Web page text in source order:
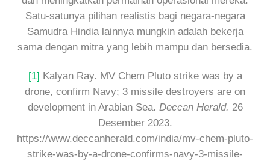
Satu-satunya pilihan realistis bagi negara-negara
Samudra Hindia lainnya mungkin adalah bekerja
sama dengan mitra yang lebih mampu dan bersedia.
[1] Kalyan Ray. MV Chem Pluto strike was by a
drone, confirm Navy; 3 missile destroyers are on
development in Arabian Sea. Deccan Herald. 26
Desember 2023.
https://www.deccanherald.com/india/mv-chem-pluto-
strike-was-by-a-drone-confirms-navy-3-missile-